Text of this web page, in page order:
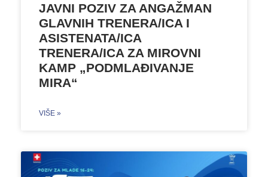
JAVNI POZIV ZA ANGAŽMAN
GLAVNIH TRENERA/ICA I
ASISTENATA/ICA
TRENERA/ICA ZA MIROVNI
KAMP „PODMLAĐIVANJE
MIRA“
VIŠE »